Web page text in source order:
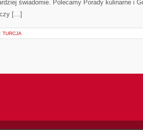
świadomie. Polecamy Porady kulinarne i
[…]
TURCJA